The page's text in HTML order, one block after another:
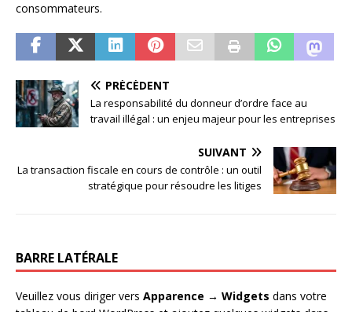
consommateurs.
PRÉCÉDENT
La responsabilité du donneur d’ordre face au
travail illégal : un enjeu majeur pour les entreprises
SUIVANT
La transaction fiscale en cours de contrôle : un outil
stratégique pour résoudre les litiges
BARRE LATÉRALE
Veuillez vous diriger vers Apparence → Widgets dans votre